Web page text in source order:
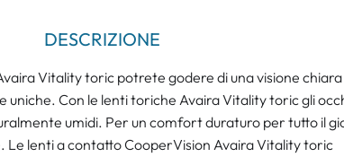
DESCRIZIONE
Vitality toric potrete godere di una visione
uniche. Con le lenti toriche Avaira Vitality toric gli
umidi. Per un comfort duraturo per tutto il
Le lenti a contatto CooperVision Avaira Vitality toric